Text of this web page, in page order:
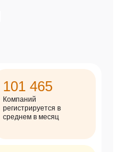
101 465
Компаний
регистрируется в
среднем в месяц